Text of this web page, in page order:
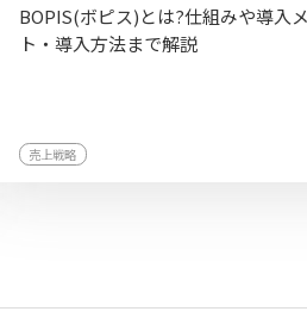
BOPIS(ボピス)とは?仕組みや導入
ト・導入方法まで解説
売上戦略